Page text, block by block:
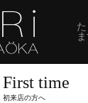
ま
First time
初来店の方へ